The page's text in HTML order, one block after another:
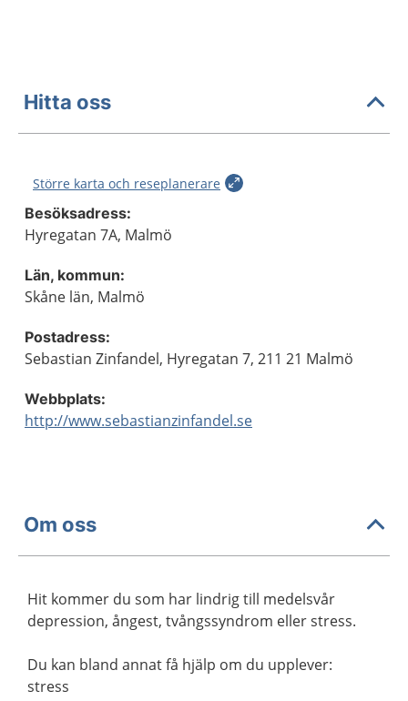
Hitta oss
Större karta och reseplanerare
Besöksadress:
Hyregatan 7A, Malmö
Län, kommun:
Skåne län, Malmö
Postadress:
Sebastian Zinfandel, Hyregatan 7, 211 21 Malmö
Webbplats:
http://www.sebastianzinfandel.se
Om oss
Hit kommer du som har lindrig till medelsvår
depression, ångest, tvångssyndrom eller stress.
Du kan bland annat få hjälp om du upplever:
stress